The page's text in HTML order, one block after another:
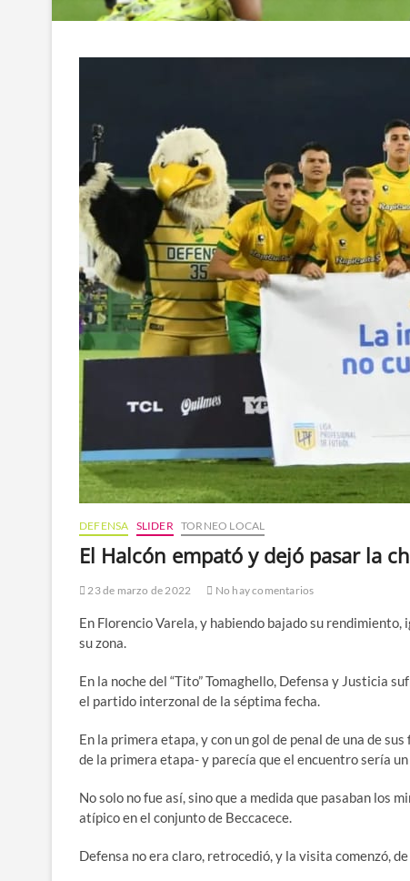
DEFENSA SLIDER TORNEO LOCAL
El Halcón empató y dejó pasar la
23 de marzo de 2022 No hay comentarios
En Florencio Varela, y habiendo bajado su
su zona.
En la noche del “Tito” Tomaghello, Defensa y Justicia
el partido interzonal de la séptima fecha.
En la primera etapa, y con un gol de penal de una de
de la primera etapa- y parecía que el encuentro sería
No solo no fue así, sino que a medida que pasaban los
atípico en el conjunto de Beccacece.
Defensa no era claro, retrocedió, y la visita comenzó,